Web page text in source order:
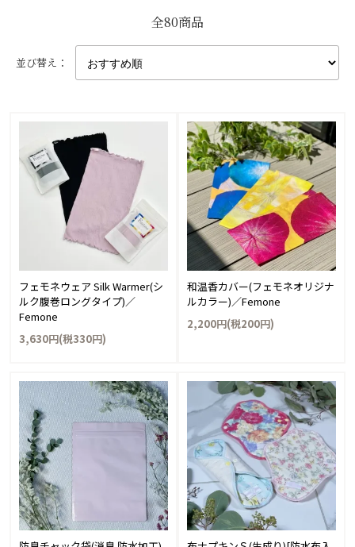
全80商品
並び替え：
フェモネウェア Silk Warmer(シ
ルク腹巻ロングタイプ)／
Femone
3,630円(税330円)
和温香カバー(フェモネオリジナ
ルカラー)／Femone
2,200円(税200円)